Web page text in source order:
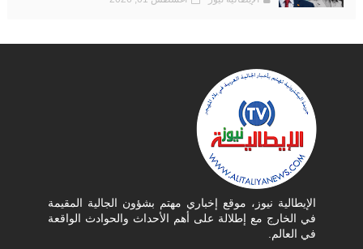
الإيطالية نيوز، موقع إخباري مهتم بشؤون الجالية المقيمة
في الخارج مع إطلالة على أهم الأحداث والحوادث الواقعة
في العالم.